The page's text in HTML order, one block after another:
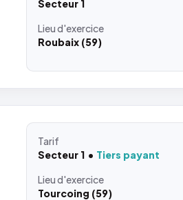
Secteur 1
Lieud'exercice
Roubaix (59)
Tarif
Secteur 1
Tiers payant
Lieud'exercice
Tourcoing (59)